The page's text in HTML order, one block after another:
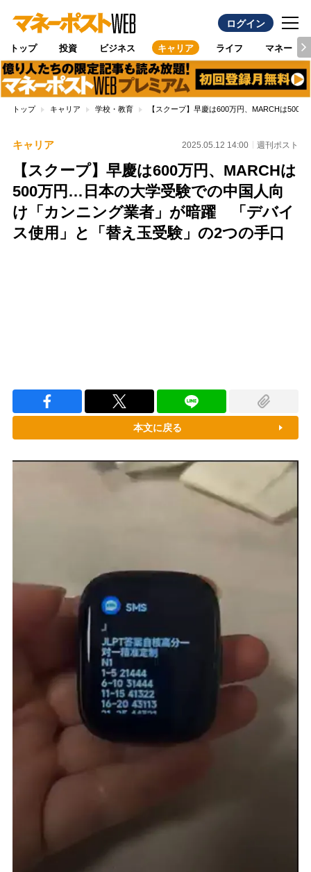
ログイン
トップ 投資 ビジネス キャリア ライフ マネー
トップ キャリア 学校・教育 【スクープ】早慶は600万円、MARCHは500
キャリア 2025.05.12 14:00 週刊ポスト
【スクープ】早慶は600万円、MARCHは
500万円…日本の大学受験での中国人向
け「カンニング業者」が暗躍 「デバイ
ス使用」と「替え玉受験」の2つの手口
本文に戻る